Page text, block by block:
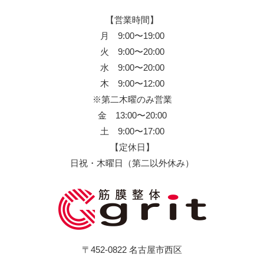
【営業時間】
月 9:00〜19:00
火 9:00〜20:00
水 9:00〜20:00
木 9:00〜12:00
※第二木曜のみ営業
金 13:00〜20:00
土 9:00〜17:00
【定休日】
日祝・木曜日（第二以外休み）
〒452-0822 名古屋市西区